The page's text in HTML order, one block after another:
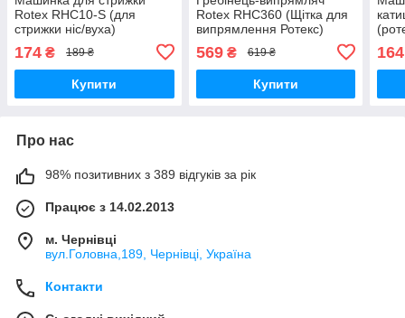
Rotex RHC10-S (для
стрижки ніс/вуха)
174 ₴ 189 ₴
Купити
Rotex RHC360 (Щітка для
випрямлення Ротекс)
569₴ 619 ₴
Купити
164
Про нас
98% позитивних з 389 відгуків за рік
Працює з 14.02.2013
м. Чернівці
вул.Головна,189, Чернівці, Україна
Контакти